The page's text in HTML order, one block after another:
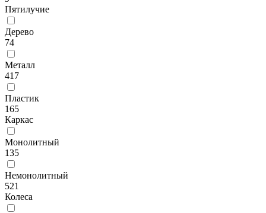
Пятилучие
Дерево
74
Металл
417
Пластик
165
Каркас
Монолитный
135
Немонолитный
521
Колеса